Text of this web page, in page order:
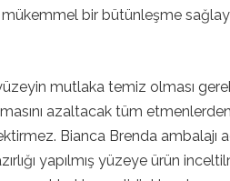
mükemmel bir bütünleşme
mutlaka temiz olması
azaltacak tüm etmenlerden
Bianca Brenda
yapılmış yüzeye ürün